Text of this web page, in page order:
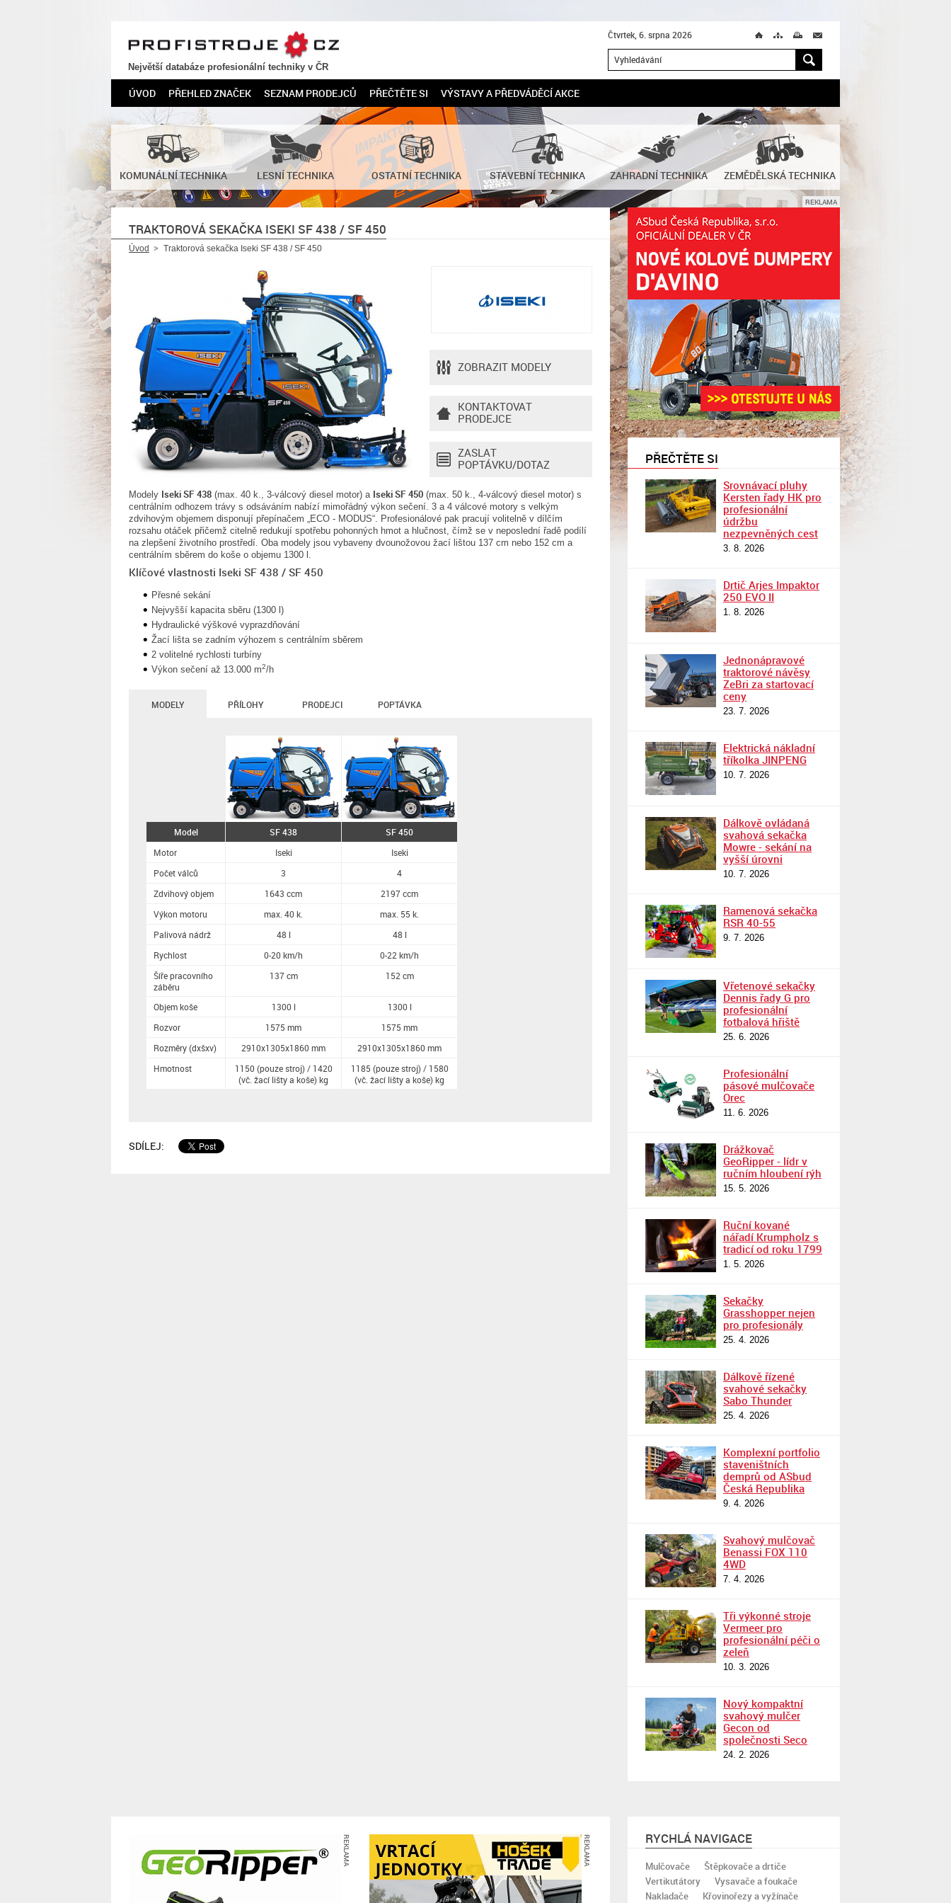
PROFISTROJE.CZ
Největší databáze profesionální techniky v ČR
Čtvrtek, 6. srpna 2026 Ú M T M
H
ÚVOD PŘEHLED ZNAČEK SEZNAM PRODEJCŮ PŘEČTĚTE SI VÝSTAVY A PŘEDVÁDĚCÍ AKCE
KOMUNÁLNÍ TECHNIKA LESNÍ TECHNIKA OSTATNÍ TECHNIKA STAVEBNÍ TECHNIKA ZAHRADNÍ TECHNIKA ZEMĚDĚLSKÁ TECHNIKA
TRAKTOROVÁ SEKAČKA ISEKI SF 438 / SF 450
Úvod Traktorová sekačka Iseki SF 438 / SF 450
ZOBRAZIT MODELY
KONTAKTOVAT
PRODEJCE
ZASLAT
POPTÁVKU/DOTAZ
Modely Iseki SF 438 (max. 40 k., 3-válcový diesel motor) a Iseki SF 450 (max. 50 k., 4-válcový diesel motor) s
centrálním odhozem trávy s odsáváním nabízí mimořádný výkon sečení. 3 a 4 válcové motory s velkým
zdvihovým objemem disponují přepínačem „ECO - MODUS“. Profesionálové pak pracují volitelně v dílčím
rozsahu otáček přičemž citelně redukují spotřebu pohonných hmot a hlučnost, čímž se v neposlední řadě podílí
na zlepšení životního prostředí. Oba modely jsou vybaveny dvounožovou žací lištou 137 cm nebo 152 cm a
centrálním sběrem do koše o objemu 1300 l.
Klíčové vlastnosti Iseki SF 438 / SF 450
Přesné sekání
Nejvyšší kapacita sběru (1300 l)
Hydraulické výškové vyprazdňování
Žací lišta se zadním výhozem s centrálním sběrem
2 volitelné rychlosti turbíny
Výkon sečení až 13.000 m2/h
MODELY PŘÍLOHY PRODEJCI POPTÁVKA
Model
Motor
Počet válců
Zdvihový objem
Výkon motoru
Palivová nádrž
Rychlost
Šíře pracovního
záběru
Objem koše
Rozvor
Rozměry (dxšxv)
Hmotnost
SF 438
SF 450
Iseki
Iseki
3
4
1643 ccm
2197 ccm
max. 40 k.
max. 55 k.
48 l
48 l
0-20 km/h
0-22 km/h
137 cm
152 cm
1300 l
1300 l
1575 mm
1575 mm
2910x1305x1860 mm
2910x1305x1860 mm
1150 (pouze stroj) / 1420
(vč. žací lišty a koše) kg
1185 (pouze stroj) / 1580
(vč. žací lišty a koše) kg
SDÍLEJ:
REKLAMA
PŘEČTĚTE SI
Srovnávací pluhy
Kersten řady HK pro
profesionální
údržbu
nezpevněných cest
3. 8. 2026
Drtič Arjes Impaktor
250 EVO II
1. 8. 2026
Jednonápravové
traktorové návěsy
ZeBri za startovací
ceny
23. 7. 2026
Elektrická nákladní
tříkolka JINPENG
10. 7. 2026
Dálkově ovládaná
svahová sekačka
Mowre - sekání na
vyšší úrovni
10. 7. 2026
Ramenová sekačka
RSR 40-55
9. 7. 2026
Vřetenové sekačky
Dennis řady G pro
profesionální
fotbalová hřiště
25. 6. 2026
Profesionální
pásové mulčovače
Orec
11. 6. 2026
Drážkovač
GeoRipper - lídr v
ručním hloubení rýh
15. 5. 2026
Ruční kované
nářadí Krumpholz s
tradicí od roku 1799
1. 5. 2026
Sekačky
Grasshopper nejen
pro profesionály
25. 4. 2026
Dálkově řízené
svahové sekačky
Sabo Thunder
25. 4. 2026
Komplexní portfolio
staveništních
demprů od ASbud
Česká Republika
9. 4. 2026
Svahový mulčovač
Benassi FOX 110
4WD
7. 4. 2026
Tři výkonné stroje
Vermeer pro
profesionální péči o
zeleň
10. 3. 2026
Nový kompaktní
svahový mulčer
Gecon od
společnosti Seco
24. 2. 2026
REKLAMA REKLAMA RYCHLÁ NAVIGACE
Mulčovače
Štěpkovače a drtiče
Vertikutátory
Vysavače a foukače
Nakladače
Křovinořezy a vyžínače